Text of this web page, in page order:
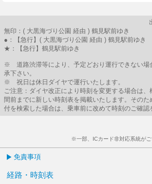
無印：( 大黒海づり公園 経由 ) 鶴見駅前ゆき
●：【急行】( 大黒海づり公園 経由 ) 鶴見駅前ゆき
★：【急行】鶴見駅前ゆき
※ 道路渋滞等により、予定どおり運行できない場
承下さい。
※ 祝日は休日ダイヤで運行いたします。
ご注意：ダイヤ改正により時刻を変更する場合は、
間前までに新しい時刻表を掲載いたします。そのた
付を検索した場合は、乗車前に改めて時刻のご確認
※一部、ICカード非対応系統がご
免責事項
経路・時刻表